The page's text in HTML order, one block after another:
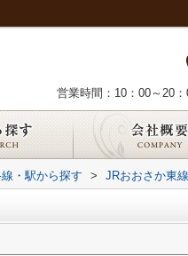
営業時間：10：00～20
・駅から探す > JRおおさか東線